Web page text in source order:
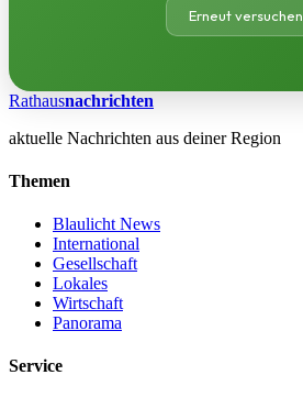
Erneut versuchen
Rathausnachrichten
aktuelle Nachrichten aus deiner Region
Themen
Blaulicht News
International
Gesellschaft
Lokales
Wirtschaft
Panorama
Service